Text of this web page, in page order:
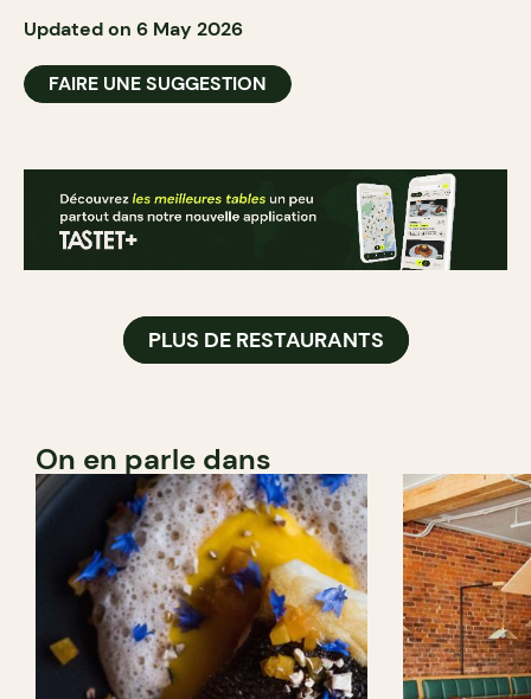
Updated on 6 May 2026
FAIRE UNE SUGGESTION
PLUS DE RESTAURANTS
On en parle dans